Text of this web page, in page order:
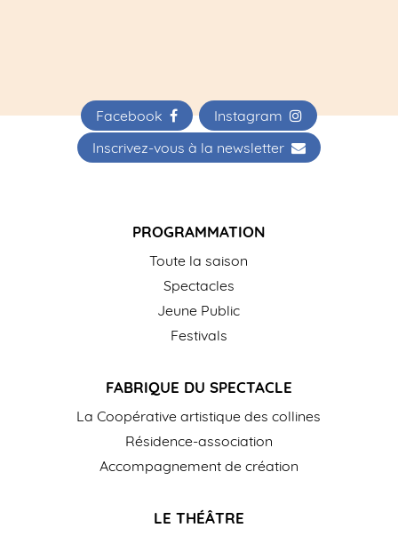
Facebook
Instagram
Inscrivez-vous à la newsletter
PROGRAMMATION
Toute la saison
Spectacles
Jeune Public
Festivals
FABRIQUE DU SPECTACLE
La Coopérative artistique des collines
Résidence-association
Accompagnement de création
LE THÉÂTRE